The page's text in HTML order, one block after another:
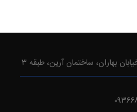
بهاران، ساختمان آرین، طبقه ۳